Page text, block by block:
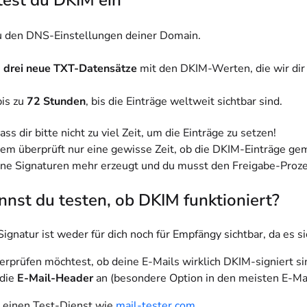
den DNS-Einstellungen deiner Domain.
drei neue TXT-Datensätze mit den DKIM-Werten, die wir
zu 72 Stunden, bis die Einträge weltweit sichtbar sind.
dir bitte nicht zu viel Zeit, um die Einträge zu setzen!
überprüft nur eine gewisse Zeit, ob die DKIM-Einträge
Signaturen mehr erzeugt und du musst den Freigabe-
du testen, ob DKIM funktioniert?
ist weder für dich noch für Empfängy sichtbar, da es
möchtest, ob deine E-Mails wirklich DKIM-signiert
E-Mail-Headeran (besondere Option in den meisten E-